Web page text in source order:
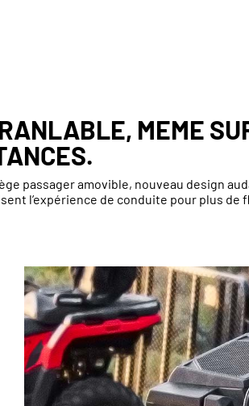
MEME
passager amovible, nouveau design
l’expérience de conduite pour plus de